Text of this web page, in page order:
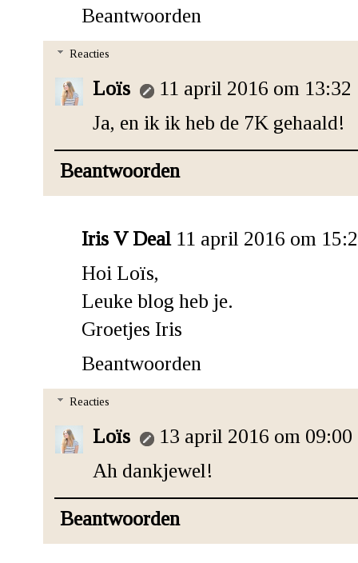
Beantwoorden
Reacties
Loïs
11 april 2016 om 13:32
Ja, en ik ik heb de 7K gehaald!
Beantwoorden
Iris V Deal 11 april 2016 om
Hoi Loïs,
Leuke blog heb je.
Groetjes Iris
Beantwoorden
Reacties
Loïs
13 april 2016 om 09:00
Ah dankjewel!
Beantwoorden